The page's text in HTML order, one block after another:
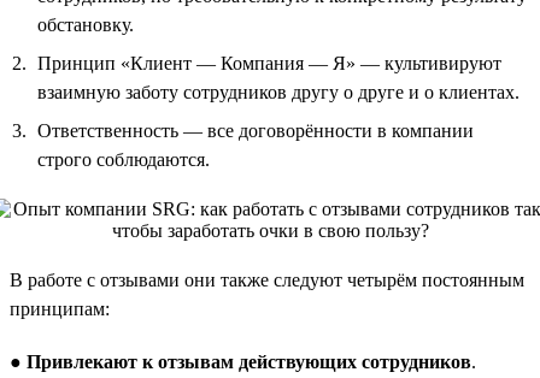
обстановку.
Принцип «Клиент — Компания — Я» — культивируют
взаимную заботу сотрудников другу о друге и о клиентах.
Ответственность — все договорённости в компании
строго соблюдаются.
В работе с отзывами они также следуют четырём постоянным
принципам:
● Привлекают к отзывам действующих сотрудников.